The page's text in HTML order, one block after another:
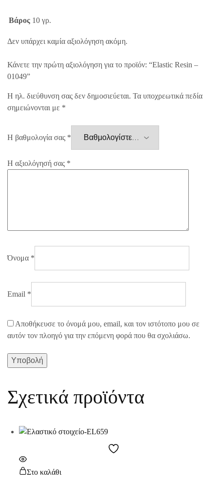
Βάρος 10 γρ.
Δεν υπάρχει καμία αξιολόγηση ακόμη.
Κάνετε την πρώτη αξιολόγηση για το προϊόν: “Elastic Resin –
01049”
Η ηλ. διεύθυνση σας δεν δημοσιεύεται. Τα υποχρεωτικά πεδία
σημειώνονται με *
Η βαθμολογία σας *
Η αξιολόγησή σας *
Όνομα *
Email *
Αποθήκευσε το όνομά μου, email, και τον ιστότοπο μου σε
αυτόν τον πλοηγό για την επόμενη φορά που θα σχολιάσω.
Σχετικά προϊόντα
Στο καλάθι